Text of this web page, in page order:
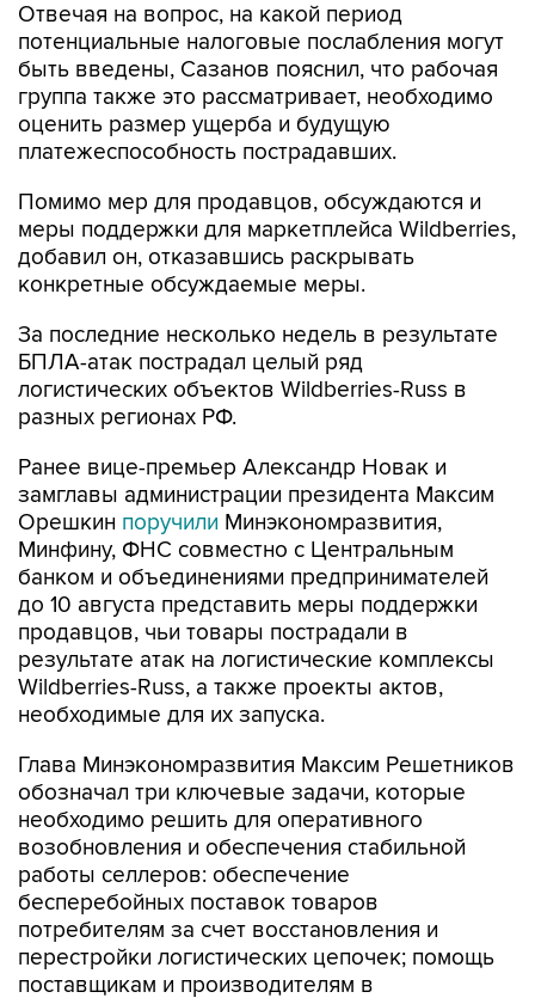
Отвечая на вопрос, на какой период
потенциальные налоговые послабления могут
быть введены, Сазанов пояснил, что рабочая
группа также это рассматривает, необходимо
оценить размер ущерба и будущую
платежеспособность пострадавших.
Помимо мер для продавцов, обсуждаются и
меры поддержки для маркетплейса Wildberries,
добавил он, отказавшись раскрывать
конкретные обсуждаемые меры.
За последние несколько недель в результате
БПЛА-атак пострадал целый ряд
логистических объектов Wildberries-Russ в
разных регионах РФ.
Ранее вице-премьер Александр Новак и
замглавы администрации президента Максим
Орешкин поручили Минэкономразвития,
Минфину, ФНС совместно с Центральным
банком и объединениями предпринимателей
до 10 августа представить меры поддержки
продавцов, чьи товары пострадали в
результате атак на логистические комплексы
Wildberries-Russ, а также проекты актов,
необходимые для их запуска.
Глава Минэкономразвития Максим Решетников
обозначал три ключевые задачи, которые
необходимо решить для оперативного
возобновления и обеспечения стабильной
работы селлеров: обеспечение
бесперебойных поставок товаров
потребителям за счет восстановления и
перестройки логистических цепочек; помощь
поставщикам и производителям в